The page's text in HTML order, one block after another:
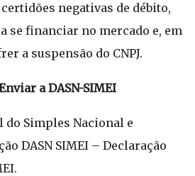
negativas de débito,
se financiar no mercado e, em
a suspensão do CNPJ.
a DASN-SIMEI
do Simples Nacional e
DASN SIMEI – Declaração